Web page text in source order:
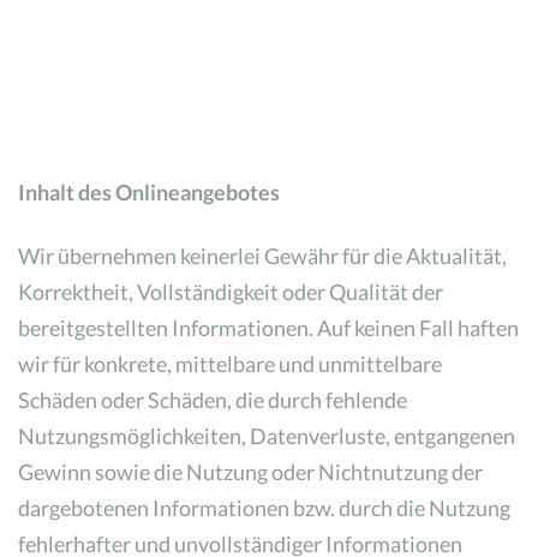
Inhalt des Onlineangebotes
Wir übernehmen keinerlei Gewähr für die Aktualität,
Korrektheit, Vollständigkeit oder Qualität der
bereitgestellten Informationen. Auf keinen Fall haften
wir für konkrete, mittelbare und unmittelbare
Schäden oder Schäden, die durch fehlende
Nutzungsmöglichkeiten, Datenverluste, entgangenen
Gewinn sowie die Nutzung oder Nichtnutzung der
dargebotenen Informationen bzw. durch die Nutzung
fehlerhafter und unvollständiger Informationen